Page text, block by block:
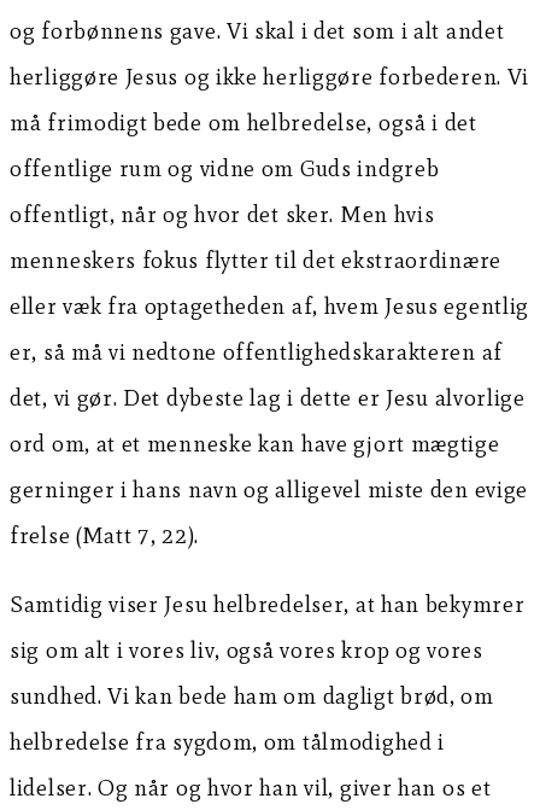
og forbønnens gave. Vi skal i det som i alt andet
herliggøre Jesus og ikke herliggøre forbederen. Vi
må frimodigt bede om helbredelse, også i det
offentlige rum og vidne om Guds indgreb
offentligt, når og hvor det sker. Men hvis
menneskers fokus flytter til det ekstraordinære
eller væk fra optagetheden af, hvem Jesus egentlig
er, så må vi nedtone offentlighedskarakteren af
det, vi gør. Det dybeste lag i dette er Jesu alvorlige
ord om, at et menneske kan have gjort mægtige
gerninger i hans navn og alligevel miste den evige
frelse (Matt 7, 22).
Samtidig viser Jesu helbredelser, at han bekymrer
sig om alt i vores liv, også vores krop og vores
sundhed. Vi kan bede ham om dagligt brød, om
helbredelse fra sygdom, om tålmodighed i
lidelser. Og når og hvor han vil, giver han os et